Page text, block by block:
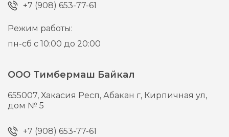
+7 (908) 653-77-61
Режим работы:
пн-сб с 10:00 до 20:00
ООО Тимбермаш Байкал
655007,Хакасия Респ, Абакан г, Кирпичная ул,
дом № 5
+7 (908) 653-77-61